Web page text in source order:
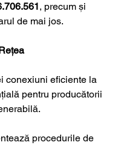
, precum și
de mai jos.
conexiuni eficiente la
pentru producătorii
procedurile de